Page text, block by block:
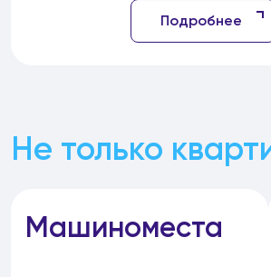
Подробнее
Не только
Машиноместа